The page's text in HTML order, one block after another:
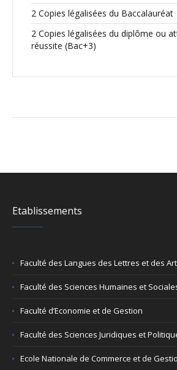
2 Copies légalisées du Baccalauréat
2 Copies légalisées du diplôme ou
réussite (Bac+3)
Etablissements
Faculté des Langues des Lettres et des
Faculté des Sciences Humaines et
Faculté d’Economie et de Gestion
Faculté des Sciences Juridiques et
Ecole Nationale de Commerce et de